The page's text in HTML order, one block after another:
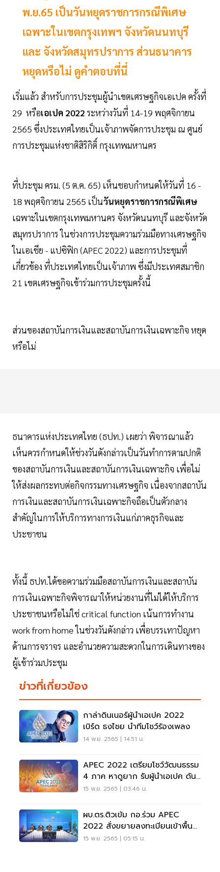
พ.ย.65 เป็นวันหยุดราชการกรณีพิเศษ
เฉพาะในเขตกรุงเทพฯ จังหวัดนนทบุรี
และ จังหวัดสมุทรปราการ ส่วนธนาคาร
หยุดหรือไม่ ดูคำตอบที่นี่
เริ่มแล้ว สำหรับการประชุมผู้นำเขตเศรษฐกิจเอเปค ครั้งที่
29 หรือเอเปค 2022 ระหว่างวันที่ 14-19 พฤศจิกายน
2565 ซึ่งประเทศไทยเป็นเจ้าภาพจัดการประชุม ณ ศูนย์
การประชุมแห่งชาติสิริกิติ์ กรุงเทพมหานคร
ที่ประชุม ครม. (5 ต.ค. 65) เห็นชอบกำหนดให้วันที่ 16 -
18 พฤศจิกายน 2565 เป็นวันหยุดราชการกรณีพิเศษ
เฉพาะในเขตกรุงเทพมหานคร จังหวัดนนทบุรี และจังหวัด
สมุทรปราการ ในช่วงการประชุมความร่วมมือทางเศรษฐกิจ
ในเอเชีย - แปซิฟิก (APEC 2022) และการประชุมที่
เกี่ยวข้อง ที่ประเทศไทยเป็นเจ้าภาพ ซึ่งมีประเทศสมาชิก
21 เขตเศรษฐกิจเข้าร่วมการประชุมครั้งนี้
ส่วนของสถาบันการเงินและสถาบันการเงินเฉพาะกิจ หยุด
หรือไม่
ธนาคารแห่งประเทศไทย (ธปท.) เผยว่า พิจารณาแล้ว
เห็นควรกำหนดให้ช่วงวันดังกล่าวเป็นวันทำการตามปกติ
ของสถาบันการเงินและสถาบันการเงินเฉพาะกิจ เพื่อไม่
ให้ส่งผลกระทบต่อกิจกรรมทางเศรษฐกิจ เนื่องจากสถาบัน
การเงินและสถาบันการเงินเฉพาะกิจถือเป็นตัวกลาง
สำคัญในการให้บริการทางการเงินแก่ภาคธุรกิจและ
ประชาชน
ทั้งนี้ ธปท.ได้ขอความร่วมมือสถาบันการเงินและสถาบัน
การเงินเฉพาะกิจพิจารณาให้หน่วยงานที่ไม่ได้ให้บริการ
ประชาชนหรือไม่ใช่ critical function เน้นการทำงาน
work from home ในช่วงวันดังกล่าว เพื่อบรรเทาปัญหา
ด้านการจราจร และอำนวยความสะดวกในการเดินทางของ
ผู้เข้าร่วมประชุม
ข่าวที่เกี่ยวข้อง
กาล่าดินเนอร์ผู้นำเอเปค 2022
เบิร์ด ธงไชย นำทีมโชว์ร้องเพลง
14 พ.ย. 2565 | 14:51 น.
APEC 2022 เตรียมโชว์วัฒนธรรม
4 ภาค หาดูยาก รับผู้นำเอเปค ดัน
Soft Power ไทย
15 พ.ย. 2565 | 03:46 น.
ผบ.ตร.ติวเข้ม กอ.ร่วม APEC
2022 สั่งขยายลงทะเบียนเข้าพื้นที่
ถึง 19 พ.ย.65
15 พ.ย. 2565 | 05:15 น.